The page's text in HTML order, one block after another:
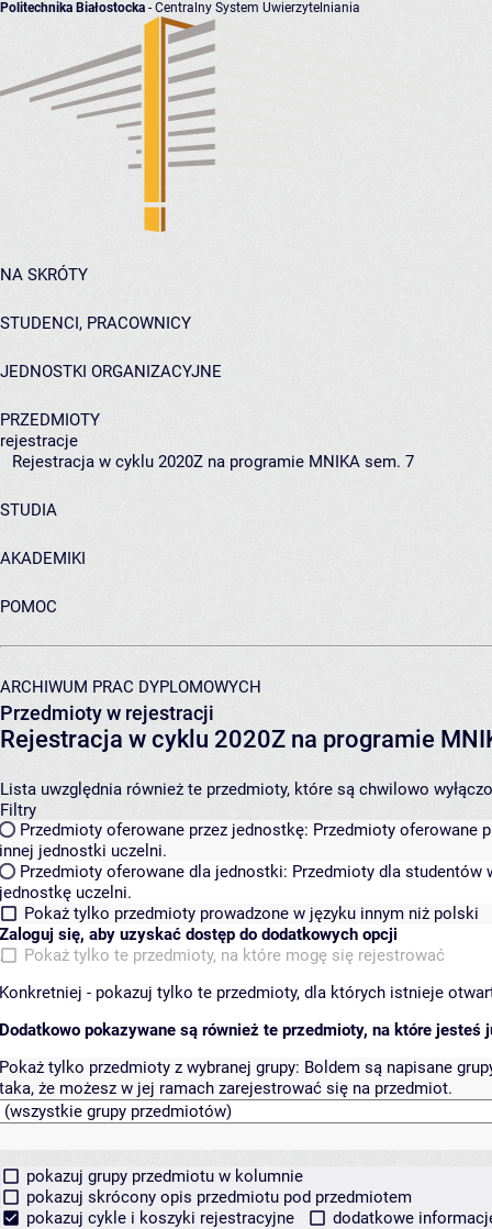
Politechnika Białostocka - Centralny System Uwierzytelniania
NA SKRÓTY
STUDENCI, PRACOWNICY
JEDNOSTKI ORGANIZACYJNE
PRZEDMIOTY
rejestracje
Rejestracja w cyklu 2020Z na programie MNIKA sem. 7
STUDIA
AKADEMIKI
POMOC
ARCHIWUM PRAC DYPLOMOWYCH
Przedmioty w rejestracji
Rejestracja w cyklu 2020Z na programie
Lista uwzględnia również te przedmioty, które są chwilowo
Filtry
Przedmioty oferowane przez jednostkę: Przedmioty oferowane
innej jednostki uczelni.
Przedmioty oferowane dla jednostki: Przedmioty dla studentów
jednostkę uczelni.
Pokaż tylko przedmioty prowadzone w języku innym niż polski
Zaloguj się, aby uzyskać dostęp do dodatkowych opcji
Pokaż tylko te przedmioty, na które mogę się rejestrować
Konkretniej - pokazuj tylko te przedmioty, dla których istnieje
Dodatkowo pokazywane są również te przedmioty, na które jesteś
Pokaż tylko przedmioty z wybranej grupy: Boldem są napisane
taka, że możesz w jej ramach zarejestrować się na przedmiot.
pokazuj grupy przedmiotu w kolumnie
pokazuj skrócony opis przedmiotu pod przedmiotem
pokazuj cykle i koszyki rejestracyjne
dodatkowe